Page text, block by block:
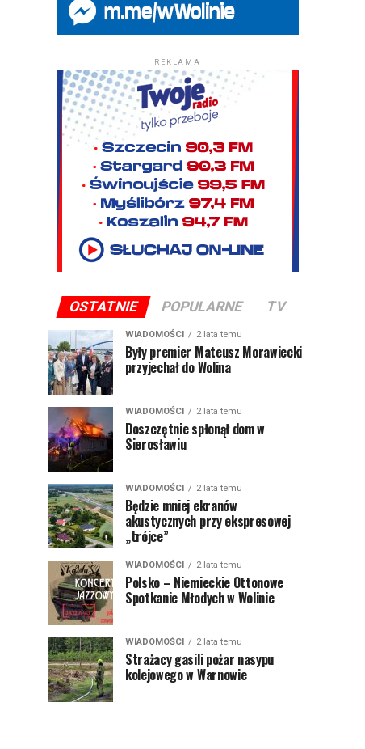
REKLAMA
OSTATNIE POPULARNE TV
WIADOMOŚCI 2 lata temu
Były premier Mateusz Morawiecki
przyjechał do Wolina
WIADOMOŚCI 2 lata temu
Doszczętnie spłonął dom w
Sierosławiu
WIADOMOŚCI 2 lata temu
Będzie mniej ekranów
akustycznych przy ekspresowej
„trójce”
WIADOMOŚCI 2 lata temu
Polsko – Niemieckie Ottonowe
Spotkanie Młodych w Wolinie
WIADOMOŚCI 2 lata temu
Strażacy gasili pożar nasypu
kolejowego w Warnowie